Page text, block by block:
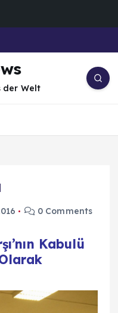
der Welt
0 Comments
Kabulü